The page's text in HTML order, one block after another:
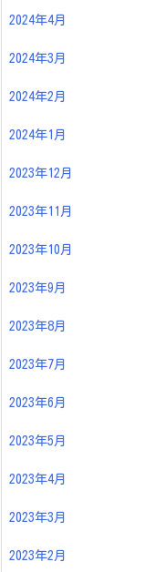
2024年4月
2024年3月
2024年2月
2024年1月
2023年12月
2023年11月
2023年10月
2023年9月
2023年8月
2023年7月
2023年6月
2023年5月
2023年4月
2023年3月
2023年2月